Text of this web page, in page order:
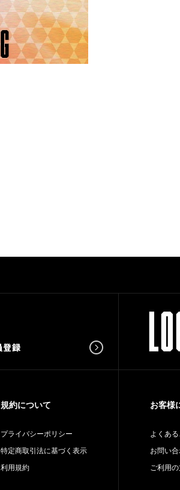
規約について
プライバシーポリシー
特定商取引法に基づく表示
利用規約
お客様
よくあ
お問い
ご利用